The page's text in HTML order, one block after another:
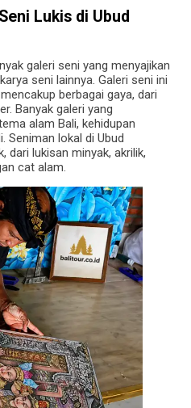
Lukis di Ubud
galeri seni yang menyajikan
seni lainnya. Galeri seni ini
berbagai gaya, dari
Banyak galeri yang
alam Bali, kehidupan
Seniman lokal di Ubud
dari lukisan minyak, akrilik,
cat alam.